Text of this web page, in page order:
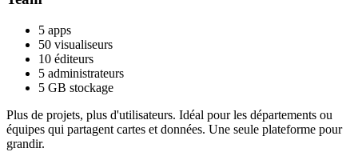
5 apps
50 visualiseurs
10 éditeurs
5 administrateurs
5 GB stockage
Plus de projets, plus d'utilisateurs. Idéal pour les départements ou
équipes qui partagent cartes et données. Une seule plateforme pour
grandir.